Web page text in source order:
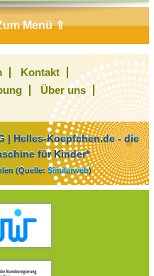
Menü ⇧
Kontakt
Über uns
| Helles-Koepfchen.de - die
für Kinder*
(Quelle: Similarweb)